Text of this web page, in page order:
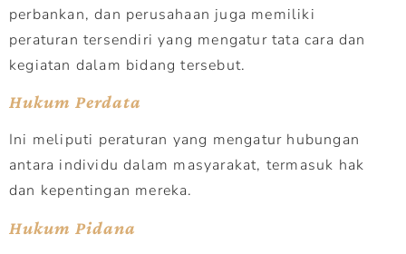
perbankan, dan perusahaan juga memiliki
peraturan tersendiri yang mengatur tata cara dan
kegiatan dalam bidang tersebut.
Hukum Perdata
Ini meliputi peraturan yang mengatur hubungan
antara individu dalam masyarakat, termasuk hak
dan kepentingan mereka.
Hukum Pidana